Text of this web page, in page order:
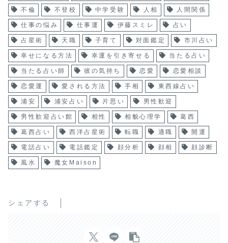
不倫 不登校 中学受験 人相 人間関係
仕事の悩み 仕事運 伊藤スミレ 占い
占星術 天職 子育て 対面鑑定 市川占い
幸せになる方法 幸運を引き寄せる 当たる占い
当たる占い師 彼の気持ち 恋愛 恋愛相談
恋愛運 愛される方法 手相 東西線占い
浦安 浦安占い 片思い 男性歓迎
男性歓迎占い館 相性 相貌心理学 葛西
葛西占い 西洋占星術 転職 適職 開運
電話占い 電話鑑定 顔分析 顔相 顔診断
風水 魔女Maison
シェアする